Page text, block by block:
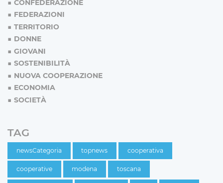
CONFEDERAZIONE
FEDERAZIONI
TERRITORIO
DONNE
GIOVANI
SOSTENIBILITÀ
NUOVA COOPERAZIONE
ECONOMIA
SOCIETÀ
TAG
newsCategoria topnews cooperativa
cooperative modena toscana